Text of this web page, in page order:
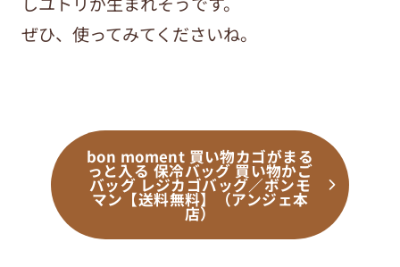
ぜひ、使ってみてくださいね。
bon moment 買い物カゴがまる
っと入る 保冷バッグ 買い物かご
バッグ レジカゴバッグ／ボンモ
マン【送料無料】（アンジェ本
店）